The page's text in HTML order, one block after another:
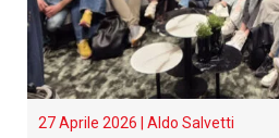
27 Aprile 2026 | Aldo Salvetti